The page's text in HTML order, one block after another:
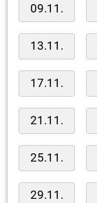
09.11.
13.11.
17.11.
21.11.
25.11.
29.11.